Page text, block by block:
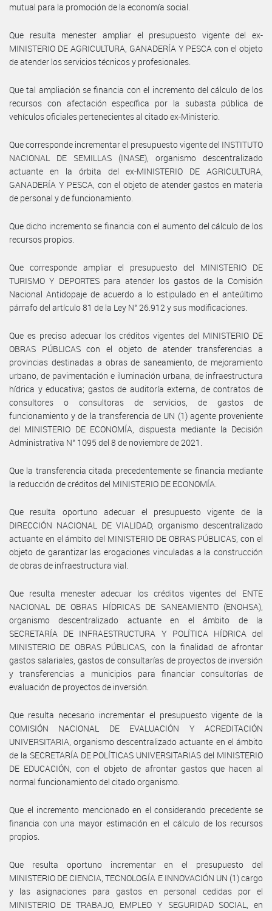
mutual para la promoción de la economía social.
Que resulta menester ampliar el presupuesto vigente del ex-
MINISTERIO DE AGRICULTURA, GANADERÍA Y PESCA con el objeto
de atender los servicios técnicos y profesionales.
Que tal ampliación se financia con el incremento del cálculo de los
recursos con afectación específica por la subasta pública de
vehículos oficiales pertenecientes al citado ex-Ministerio.
Que corresponde incrementar el presupuesto vigente del INSTITUTO
NACIONAL DE SEMILLAS (INASE), organismo descentralizado
actuante en la órbita del ex-MINISTERIO DE AGRICULTURA,
GANADERÍA Y PESCA, con el objeto de atender gastos en materia
de personal y de funcionamiento.
Que dicho incremento se financia con el aumento del cálculo de los
recursos propios.
Que corresponde ampliar el presupuesto del MINISTERIO DE
TURISMO Y DEPORTES para atender los gastos de la Comisión
Nacional Antidopaje de acuerdo a lo estipulado en el anteúltimo
párrafo del artículo 81 de la Ley N° 26.912 y sus modificaciones.
Que es preciso adecuar los créditos vigentes del MINISTERIO DE
OBRAS PÚBLICAS con el objeto de atender transferencias a
provincias destinadas a obras de saneamiento, de mejoramiento
urbano, de pavimentación e iluminación urbana, de infraestructura
hídrica y educativa; gastos de auditoría externa, de contratos de
consultores o consultoras de servicios, de gastos de
funcionamiento y de la transferencia de UN (1) agente proveniente
del MINISTERIO DE ECONOMÍA, dispuesta mediante la Decisión
Administrativa N° 1095 del 8 de noviembre de 2021.
Que la transferencia citada precedentemente se financia mediante
la reducción de créditos del MINISTERIO DE ECONOMÍA.
Que resulta oportuno adecuar el presupuesto vigente de la
DIRECCIÓN NACIONAL DE VIALIDAD, organismo descentralizado
actuante en el ámbito del MINISTERIO DE OBRAS PÚBLICAS, con el
objeto de garantizar las erogaciones vinculadas a la construcción
de obras de infraestructura vial.
Que resulta menester adecuar los créditos vigentes del ENTE
NACIONAL DE OBRAS HÍDRICAS DE SANEAMIENTO (ENOHSA),
organismo descentralizado actuante en el ámbito de la
SECRETARÍA DE INFRAESTRUCTURA Y POLÍTICA HÍDRICA del
MINISTERIO DE OBRAS PÚBLICAS, con la finalidad de afrontar
gastos salariales, gastos de consultarías de proyectos de inversión
y transferencias a municipios para financiar consultorías de
evaluación de proyectos de inversión.
Que resulta necesario incrementar el presupuesto vigente de la
COMISIÓN NACIONAL DE EVALUACIÓN Y ACREDITACIÓN
UNIVERSITARIA, organismo descentralizado actuante en el ámbito
de la SECRETARÍA DE POLÍTICAS UNIVERSITARIAS del MINISTERIO
DE EDUCACIÓN, con el objeto de afrontar gastos que hacen al
normal funcionamiento del citado organismo.
Que el incremento mencionado en el considerando precedente se
financia con una mayor estimación en el cálculo de los recursos
propios.
Que resulta oportuno incrementar en el presupuesto del
MINISTERIO DE CIENCIA, TECNOLOGÍA E INNOVACIÓN UN (1) cargo
y las asignaciones para gastos en personal cedidas por el
MINISTERIO DE TRABAJO, EMPLEO Y SEGURIDAD SOCIAL, en